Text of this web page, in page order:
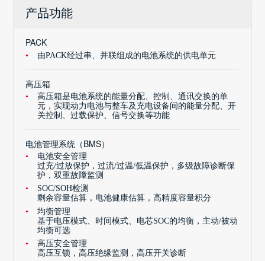
产品功能
PACK
由PACK经过串、并联组成的电池系统的供电单元
高压箱
高压箱是电池系统的能量分配、控制、通讯交换的单
元，实现动力电池与整车及充电设备间的能量分配、开
关控制、过载保护、信号交换等功能
电池管理系统（BMS）
电池安全管理
过充/过放保护，过流/过温/低温保护，多级故障诊断保
护，双重故障监测
SOC/SOH检测
剩余容量估算，电池健康估算，高精度容量积分
均衡管理
基于电压模式、时间模式、电芯SOC的均衡，主动/被动
均衡可选
高压安全管理
高压互锁，高压绝缘监测，高压开关诊断